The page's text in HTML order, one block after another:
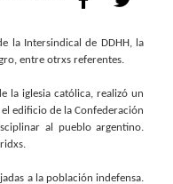
la Intersindical de DDHH, la
entre otrxs referentes.
la iglesia católica, realizó un
edificio de la Confederación
al pueblo argentino.
a la población indefensa.